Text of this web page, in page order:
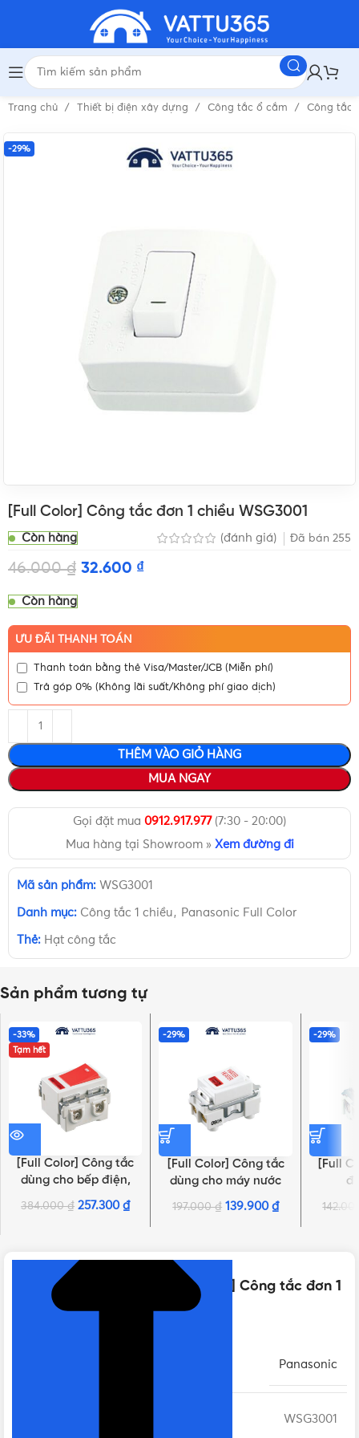
Trang chủ Thiết bị điện xây dựng Công tắc ổ cắm Công tắc
-29%
[Full Color] Công tắc đơn 1 chiều WSG3001
Còn hàng (đánh giá) Đã bán 255
46.000₫ 32.600 ₫
Còn hàng
ƯU ĐÃI THANH TOÁN
Thanh toán bằng thẻ Visa/Master/JCB (Miễn phí)
Trả góp 0% (Không lãi suất/Không phí giao dịch)
THÊM VÀO GIỎ HÀNG
MUA NGAY
Gọi đặt mua 0912.917.977(7:30 - 20:00)
Mua hàng tại Showroom » Xem đường đi
Mã sản phẩm: WSG3001
Danh mục: Công tắc 1 chiều, Panasonic Full Color
Thẻ: Hạt công tắc
Sản phẩm tương tự
-33%
Tạm hết
[Full Color] Công tắc
dùng cho bếp điện,
máy nước nóng
WBG5408699W
384.000₫ 257.300₫
-29%
[Full Color] Công tắc
dùng cho máy nước
nóng WNG5343W-761
197.000₫ 139.900₫
-29%
[Full
Thông số kỹ thuật của [Full Color] Công tắc đơn 1
chiều WSG3001
Panasonic
WSG3001
NHẤN ĐỂ XEM TIẾP (THU GỌN)